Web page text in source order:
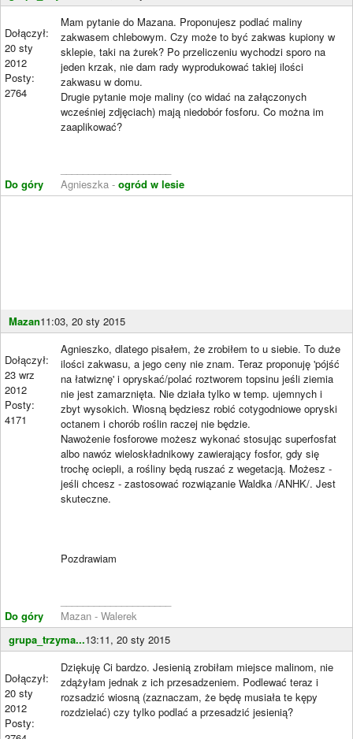
Dołączył:
20 sty
2012
Posty:
2764
Do góry
Mam pytanie do Mazana. Proponujesz podlać maliny
zakwasem chlebowym. Czy może to być zakwas kupiony w
sklepie, taki na żurek? Po przeliczeniu wychodzi sporo na
jeden krzak, nie dam rady wyprodukować takiej ilości
zakwasu w domu.
Drugie pytanie moje maliny (co widać na załączonych
wcześniej zdjęciach) mają niedobór fosforu. Co można im
zaaplikować?
Agnieszka - ogród w lesie
Mazan11:03, 20 sty 2015
Dołączył:
23 wrz
2012
Posty:
4171
Do góry
Agnieszko, dlatego pisałem, że zrobiłem to u siebie. To duże
ilości zakwasu, a jego ceny nie znam. Teraz proponuję 'pójść
na łatwiznę' i opryskać/polać roztworem topsinu jeśli ziemia
nie jest zamarznięta. Nie działa tylko w temp. ujemnych i
zbyt wysokich. Wiosną będziesz robić cotygodniowe opryski
octanem i chorób roślin raczej nie będzie.
Nawożenie fosforowe możesz wykonać stosując superfosfat
albo nawóz wieloskładnikowy zawierający fosfor, gdy się
trochę ociepli, a rośliny będą ruszać z wegetacją. Możesz -
jeśli chcesz - zastosować rozwiązanie Waldka /ANHK/. Jest
skuteczne.
Pozdrawiam
Mazan - Walerek
grupa_trzyma...13:11, 20 sty 2015
Dołączył:
20 sty
2012
Posty:
Dziękuję Ci bardzo. Jesienią zrobiłam miejsce malinom, nie
zdążyłam jednak z ich przesadzeniem. Podlewać teraz i
rozsadzić wiosną (zaznaczam, że będę musiała te kępy
rozdzielać) czy tylko podlać a przesadzić jesienią?